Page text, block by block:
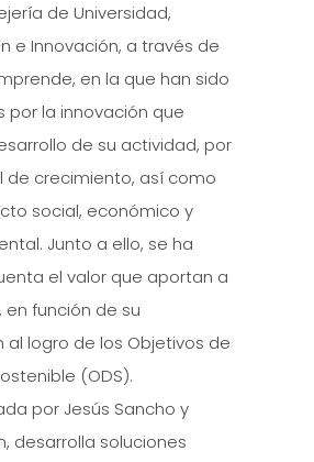
de Universidad,
e Innovación, a través de
en la que han sido
por la innovación que
de su actividad, por
de crecimiento, así como
social, económico y
Junto a ello, se ha
el valor que aportan a
en función de su
al logro de los Objetivos de
(ODS).
por Jesús Sancho y
desarrolla soluciones